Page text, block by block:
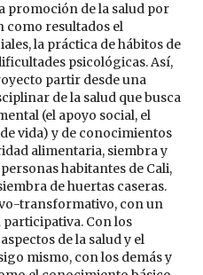
promoción de la salud por
como resultados el
la práctica de hábitos de
psicológicas. Así,
partir desde una
de la salud que busca
(el apoyo social, el
vida) y de conocimientos
alimentaria, siembra y
habitantes de Cali,
de huertas caseras.
transformativo, con un
Con los
de la salud y el
mismo, con los demás y